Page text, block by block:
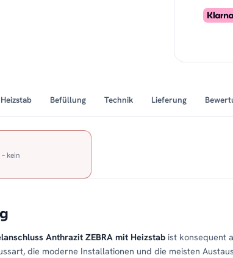
Heizstab Befüllung Technik Lieferung
kein
Anthrazit ZEBRA mit Heizstab ist konsequent
die moderne Installationen und die meisten